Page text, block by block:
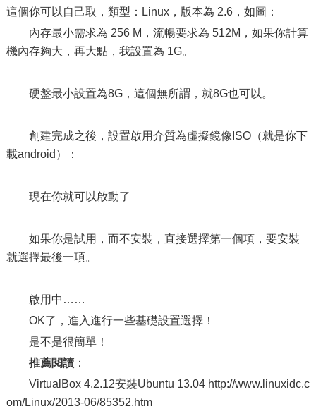
這個你可以自己取，類型：Linux，版本為 2.6，如圖：
內存最小需求為 256 M，流暢要求為 512M，如果你計算
機內存夠大，再大點，我設置為 1G。
硬盤最小設置為8G，這個無所謂，就8G也可以。
創建完成之後，設置啟用介質為虛擬鏡像ISO（就是你下
載android）：
現在你就可以啟動了
如果你是試用，而不安裝，直接選擇第一個項，要安裝
就選擇最後一項。
啟用中……
OK了，進入進行一些基礎設置選擇！
是不是很簡單！
推薦閱讀：
VirtualBox 4.2.12安裝Ubuntu 13.04 http://www.linuxidc.c
om/Linux/2013-06/85352.htm